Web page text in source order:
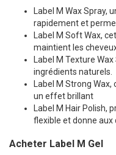
Label M Wax Spray,
rapidement et
Label M Soft Wax,
maintient les
Label M Texture
ingrédients naturels.
Label M Strong
un effet brillant
Label M Hair
flexible et donne
Acheter Label M Gel